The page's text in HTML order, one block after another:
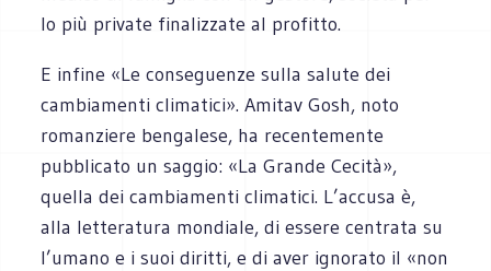
lo più private finalizzate al profitto.
E infine «Le conseguenze sulla salute dei
cambiamenti climatici». Amitav Gosh, noto
romanziere bengalese, ha recentemente
pubblicato un saggio: «La Grande Cecità»,
quella dei cambiamenti climatici. L’accusa è,
alla letteratura mondiale, di essere centrata su
l’umano e i suoi diritti, e di aver ignorato il «non